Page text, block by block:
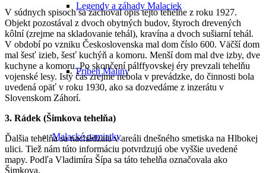
Legendy a záhady Malaciek
Príbeh Maliny
Malacké pamiatky
V súdnych spisoch sa zachoval opis tejto tehelne z roku 1927.
Objekt pozostával z dvoch obytných budov, štyroch drevených
kôlní (zrejme na skladovanie tehál), kravína a dvoch sušiarní tehál.
V období po vzniku Československa mal dom číslo 600. Väčší dom
mal šesť izieb, šesť kuchýň a komoru. Menší dom mal dve izby, dve
kuchyne a komoru. Po skončení pálffyovskej éry prevzali tehelňu
vojenské lesy. Istý čas zrejme nebola v prevádzke, do činnosti bola
uvedená opäť v roku 1930, ako sa dozvedáme z inzerátu v
Slovenskom Záhorí.
3. Rádek (Šimkova tehelňa)
Ďalšia tehelňa sa nachádzala v areáli dnešného smetiska na Hlbokej
ulici. Tiež nám túto informáciu potvrdzujú obe vyššie uvedené
mapy. Podľa Vladimíra Šípa sa táto tehelňa označovala ako
Šimkova.